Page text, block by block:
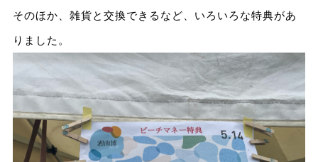
そのほか、雑貨と交換できるなど、いろいろな特典があ
りました。